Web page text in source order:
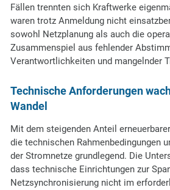
Fällen trennten sich Kraftwerke
waren trotz Anmeldung nicht
sowohl Netzplanung als auch die
Zusammenspiel aus fehlender
Verantwortlichkeiten und mangelnder
Technische Anforderungen
Wandel
Mit dem steigenden Anteil
die technischen Rahmenbedingungen
der Stromnetze grundlegend. Die
dass technische Einrichtungen zur
Netzsynchronisierung nicht im